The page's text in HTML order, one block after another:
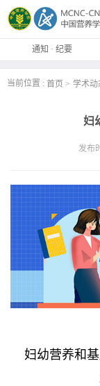
通知 · 纪要
当前位置 : 首页 学术动
妇
发布
妇幼营养和